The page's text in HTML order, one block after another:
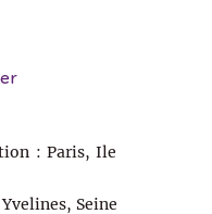
: Paris, Ile
Seine